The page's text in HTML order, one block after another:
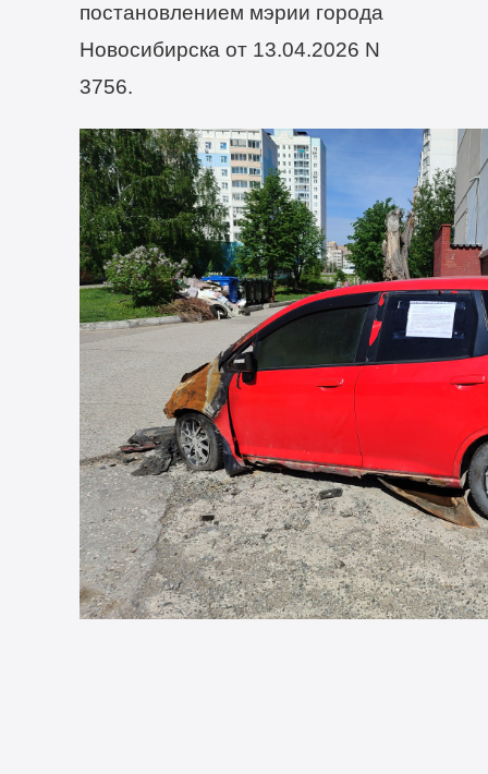
постановлением мэрии города
Новосибирска от 13.04.2026 N
3756.